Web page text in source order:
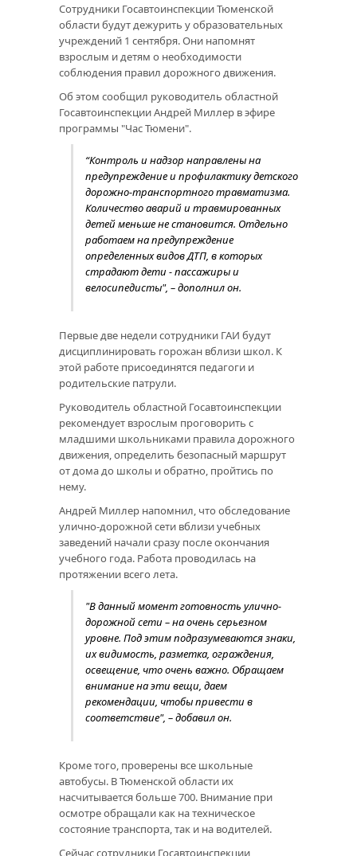
Сотрудники Госавтоинспекции Тюменской
области будут дежурить у образовательных
учреждений 1 сентября. Они напомнят
взрослым и детям о необходимости
соблюдения правил дорожного движения.
Об этом сообщил руководитель областной
Госавтоинспекции Андрей Миллер в эфире
программы "Час Тюмени".
“Контроль и надзор направлены на
предупреждение и профилактику детского
дорожно-транспортного травматизма.
Количество аварий и травмированных
детей меньше не становится. Отдельно
работаем на предупреждение
определенных видов ДТП, в которых
страдают дети - пассажиры и
велосипедисты", – дополнил он.
Первые две недели сотрудники ГАИ будут
дисциплинировать горожан вблизи школ. К
этой работе присоединятся педагоги и
родительские патрули.
Руководитель областной Госавтоинспекции
рекомендует взрослым проговорить с
младшими школьниками правила дорожного
движения, определить безопасный маршрут
от дома до школы и обратно, пройтись по
нему.
Андрей Миллер напомнил, что обследование
улично-дорожной сети вблизи учебных
заведений начали сразу после окончания
учебного года. Работа проводилась на
протяжении всего лета.
"В данный момент готовность улично-
дорожной сети – на очень серьезном
уровне. Под этим подразумеваются знаки,
их видимость, разметка, ограждения,
освещение, что очень важно. Обращаем
внимание на эти вещи, даем
рекомендации, чтобы привести в
соответствие", – добавил он.
Кроме того, проверены все школьные
автобусы. В Тюменской области их
насчитывается больше 700. Внимание при
осмотре обращали как на техническое
состояние транспорта, так и на водителей.
Сейчас сотрудники Госавтоинспекции